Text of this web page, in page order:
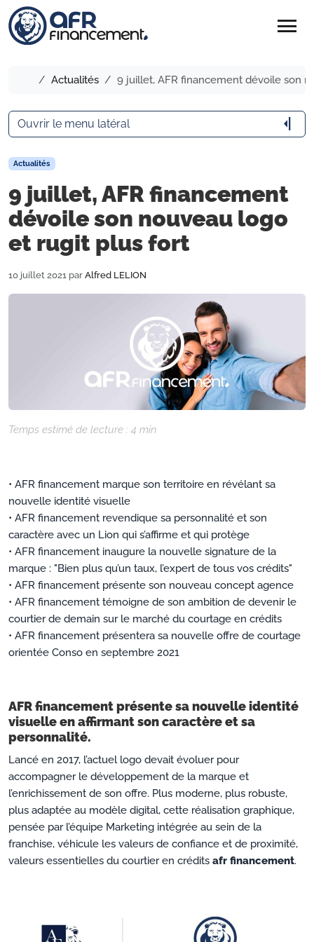
menu
Accueil
Actualités 9 juillet, AFR financement dévoile son
Actualités
9 juillet, AFR financement
dévoile son nouveau logo
et rugit plus fort
10 juillet 2021 par Alfred LELION
Temps estimé de lecture : 4 min
• AFR financement marque son territoire en révélant sa
nouvelle identité visuelle
• AFR financement revendique sa personnalité et son
caractère avec un Lion qui s’affirme et qui protège
• AFR financement inaugure la nouvelle signature de la
marque : "Bien plus qu’un taux, l’expert de tous vos crédits"
• AFR financement présente son nouveau concept agence
• AFR financement témoigne de son ambition de devenir le
courtier de demain sur le marché du courtage en crédits
• AFR financement présentera sa nouvelle offre de courtage
orientée Conso en septembre 2021
AFR financement présente sa nouvelle identité
visuelle en affirmant son caractère et sa
personnalité.
Lancé en 2017, l’actuel logo devait évoluer pour
accompagner le développement de la marque et
l’enrichissement de son offre. Plus moderne, plus robuste,
plus adaptée au modèle digital, cette réalisation graphique,
pensée par l’équipe Marketing intégrée au sein de la
franchise, véhicule les valeurs de confiance et de proximité,
valeurs essentielles du courtier en crédits afr financement.
Ouvrir le menu latéral arrow_menu_close